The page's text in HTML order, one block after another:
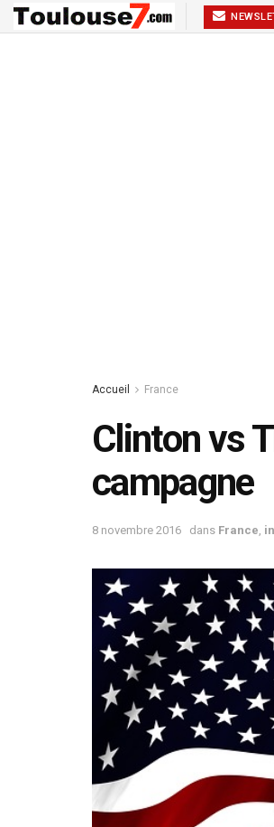
Accueil France
Clinton vs
campagne
8 novembre 2016 dans France